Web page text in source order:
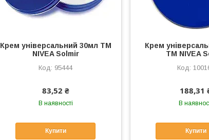
Крем універсальний 30мл ТМ
NIVEA Solmir
95444
83,52 ₴
В наявності
Купити
Крем
ТМ NIVEA
188,31
В
Купити